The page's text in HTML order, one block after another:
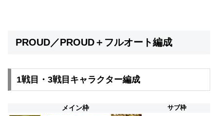
PROUD／PROUD＋フルオート編成
1戦目・3戦目キャラクター編成
メイン枠 サブ枠